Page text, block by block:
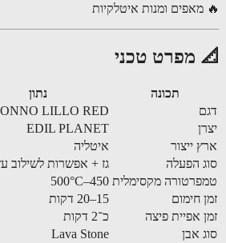
ומנות איטלקיות
מפרט טכני
תכונה
NONNO LILLO RED
EDIL PLANET
ייצור
איטליה
הפעלה
גז + אפשרות לשילוב עץ
מקסימלית 450–500°C
חימום
אפיית פיצה
אבן
Lava Stone